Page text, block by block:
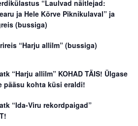
“Laulvad näitlejad:
ja Hele Kõrve Piknikulaval” ja
(bussiga)
“Harju allilm” (bussiga)
“Harju allilm” KOHAD TÄIS! Ülgase
pääsu kohta küsi eraldi!
“Ida-Viru rekordpaigad”